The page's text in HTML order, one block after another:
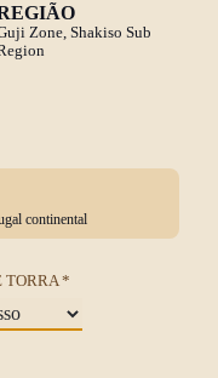
Zone, Shakiso Sub
continental
TORRA *